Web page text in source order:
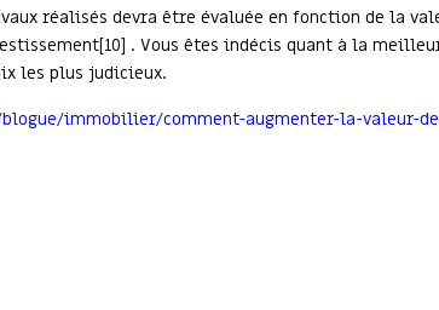
réalisés devra être évaluée en fonction de la
. Vous êtes indécis quant à la
les plus judicieux.
immobilier/comment-augmenter-la-valeur-